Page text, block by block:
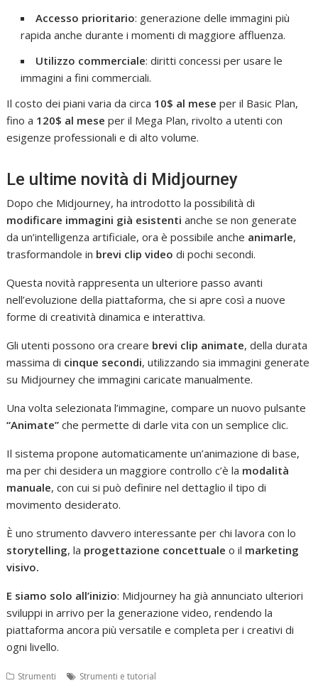
Accesso prioritario: generazione delle immagini più
rapida anche durante i momenti di maggiore affluenza.
Utilizzo commerciale: diritti concessi per usare le
immagini a fini commerciali.
Il costo dei piani varia da circa 10$ al mese per il Basic Plan,
fino a 120$ al mese per il Mega Plan, rivolto a utenti con
esigenze professionali e di alto volume.
Le ultime novità di Midjourney
Dopo che Midjourney, ha introdotto la possibilità di
modificare immagini già esistenti anche se non generate
da un’intelligenza artificiale, ora è possibile anche animarle,
trasformandole in brevi clip video di pochi secondi.
Questa novità rappresenta un ulteriore passo avanti
nell’evoluzione della piattaforma, che si apre così a nuove
forme di creatività dinamica e interattiva.
Gli utenti possono ora creare brevi clip animate, della durata
massima di cinque secondi, utilizzando sia immagini generate
su Midjourney che immagini caricate manualmente.
Una volta selezionata l’immagine, compare un nuovo pulsante
“Animate” che permette di darle vita con un semplice clic.
Il sistema propone automaticamente un’animazione di base,
ma per chi desidera un maggiore controllo c’è la modalità
manuale, con cui si può definire nel dettaglio il tipo di
movimento desiderato.
È uno strumento davvero interessante per chi lavora con lo
storytelling, la progettazione concettuale o il marketing
visivo.
E siamo solo all’inizio: Midjourney ha già annunciato ulteriori
sviluppi in arrivo per la generazione video, rendendo la
piattaforma ancora più versatile e completa per i creativi di
ogni livello.
Strumenti Strumenti e tutorial